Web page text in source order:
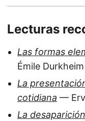
Lecturas
Las formas
Émile Durkheim
La
cotidiana —
La